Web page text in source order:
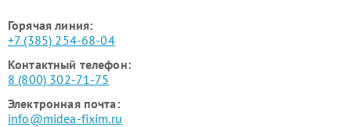
Горячая линия:
+7 (385) 254-68-04
Контактный телефон:
8 (800) 302-71-75
Электронная почта:
info@midea-fixim.ru